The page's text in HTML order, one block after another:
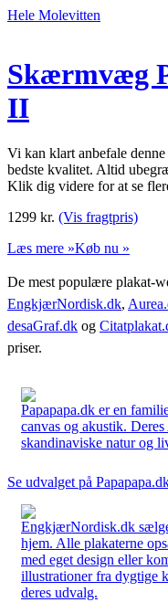
Hele Molevitten
Skærmvæg
II
Vi kan klart anbefale
bedste kvalitet. Altid
Klik dig videre for at se
1299 kr. (Vis fragtpris)
Læs mere »Køb nu »
De mest populære plakat-
EngkjærNordisk.dk,
desaGraf.dk og
priser.
Papapapa.dk er en
canvas og akustik.
skandinaviske natur og
Se udvalget på
EngkjærNordisk.dk
hjem. Alle plakaterne
med eget design eller
illustrationer fra dygtige
deres udvalg.